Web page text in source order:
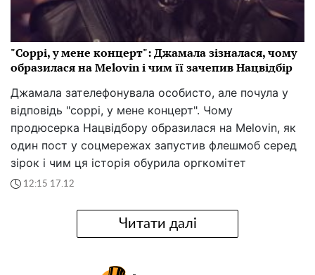
"Соррі, у мене концерт": Джамала зізналася, чому
образилася на Melovin і чим її зачепив Нацвідбір
Джамала зателефонувала особисто, але почула у
відповідь "соррі, у мене концерт". Чому
продюсерка Нацвідбору образилася на Melovin, як
один пост у соцмережах запустив флешмоб серед
зірок і чим ця історія обурила оргкомітет
12:15 17.12
Читати далі